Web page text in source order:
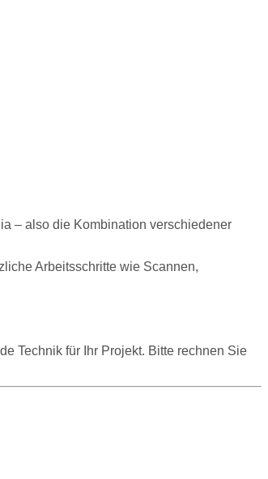
– also die Kombination verschiedener
Arbeitsschritte wie Scannen,
Technik für Ihr Projekt. Bitte rechnen Sie